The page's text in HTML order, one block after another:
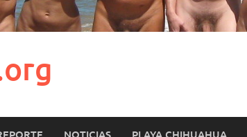
NOTICIAS PLAYA CHIHUAHUA